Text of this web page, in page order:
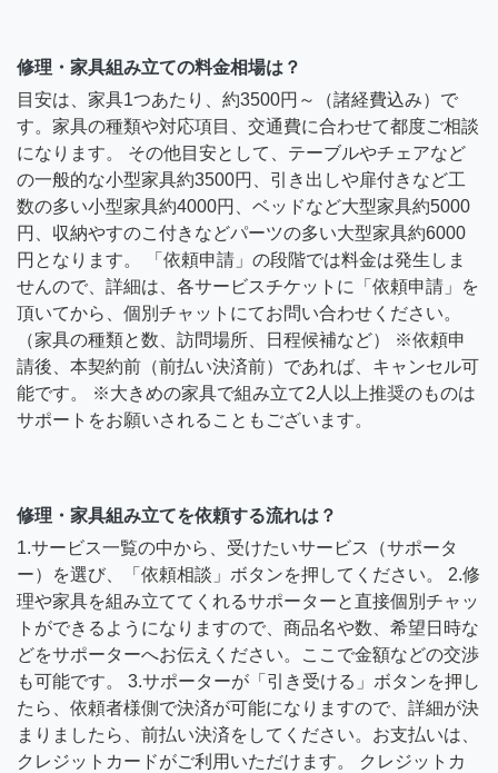
修理・家具組み立ての料金相場は？
目安は、家具1つあたり、約3500円～（諸経費込み）で
す。家具の種類や対応項目、交通費に合わせて都度ご相談
になります。 その他目安として、テーブルやチェアなど
の一般的な小型家具約3500円、引き出しや扉付きなど工
数の多い小型家具約4000円、ベッドなど大型家具約5000
円、収納やすのこ付きなどパーツの多い大型家具約6000
円となります。 「依頼申請」の段階では料金は発生しま
せんので、詳細は、各サービスチケットに「依頼申請」を
頂いてから、個別チャットにてお問い合わせください。
（家具の種類と数、訪問場所、日程候補など） ※依頼申
請後、本契約前（前払い決済前）であれば、キャンセル可
能です。 ※大きめの家具で組み立て2人以上推奨のものは
サポートをお願いされることもございます。
修理・家具組み立てを依頼する流れは？
1.サービス一覧の中から、受けたいサービス（サポータ
ー）を選び、「依頼相談」ボタンを押してください。 2.修
理や家具を組み立ててくれるサポーターと直接個別チャッ
トができるようになりますので、商品名や数、希望日時な
どをサポーターへお伝えください。ここで金額などの交渉
も可能です。 3.サポーターが「引き受ける」ボタンを押し
たら、依頼者様側で決済が可能になりますので、詳細が決
まりましたら、前払い決済をしてください。お支払いは、
クレジットカードがご利用いただけます。 クレジットカ